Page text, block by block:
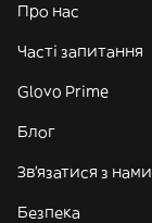
Про нас
Часті запитання
Glovo Prime
Блог
Зв'язатися з нами
Безпека